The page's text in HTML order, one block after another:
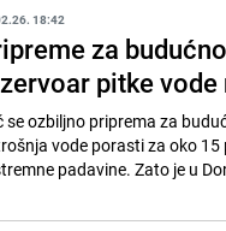
18:42
za
pitke vode
se ozbiljno priprema za
vode porasti za oko 15
padavine. Zato je u